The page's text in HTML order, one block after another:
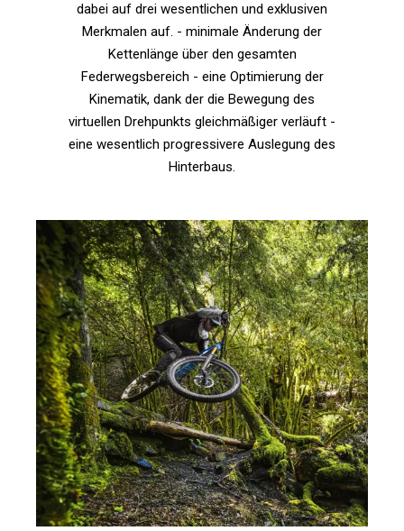
dabei auf drei wesentlichen und exklusiven
Merkmalen auf. - minimale Änderung der
Kettenlänge über den gesamten
Federwegsbereich - eine Optimierung der
Kinematik, dank der die Bewegung des
virtuellen Drehpunkts gleichmäßiger verläuft -
eine wesentlich progressivere Auslegung des
Hinterbaus.